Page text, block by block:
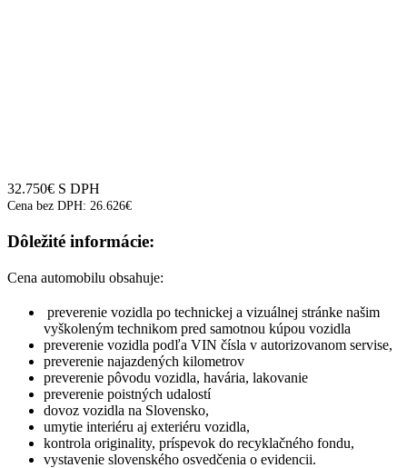
32.750€ S DPH
Cena bez DPH: 26.626€
Dôležité informácie:
Cena automobilu obsahuje:
preverenie vozidla po technickej a vizuálnej stránke našim
vyškoleným technikom pred samotnou kúpou vozidla
preverenie vozidla podľa VIN čísla v autorizovanom servise,
preverenie najazdených kilometrov
preverenie pôvodu vozidla, havária, lakovanie
preverenie poistných udalostí
dovoz vozidla na Slovensko,
umytie interiéru aj exteriéru vozidla,
kontrola originality, príspevok do recyklačného fondu,
vystavenie slovenského osvedčenia o evidencii.